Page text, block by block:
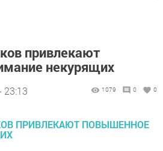
привлекают
некурящих
23:13 1079 0 0